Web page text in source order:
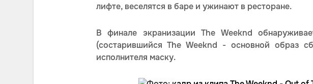
лифте, веселятся в баре и ужинают в ресторане.
В финале экранизации The Weeknd
(состарившийся The Weeknd - основной образ
исполнителя маску.